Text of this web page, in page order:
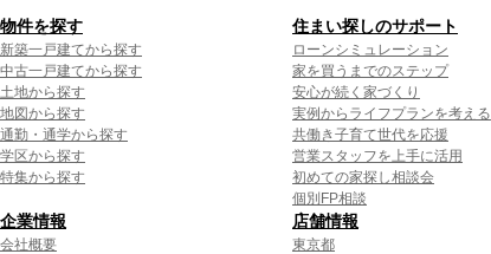
物件を探す
新築一戸建てから探す
中古一戸建てから探す
土地から探す
地図から探す
通勤・通学から探す
学区から探す
特集から探す
住まい探しのサポート
ローンシミュレーション
家を買うまでのステップ
安心が続く家づくり
実例からライフプランを考える
共働き子育て世代を応援
営業スタッフを上手に活用
初めての家探し相談会
個別FP相談
企業情報
会社概要
店舗情報
東京都